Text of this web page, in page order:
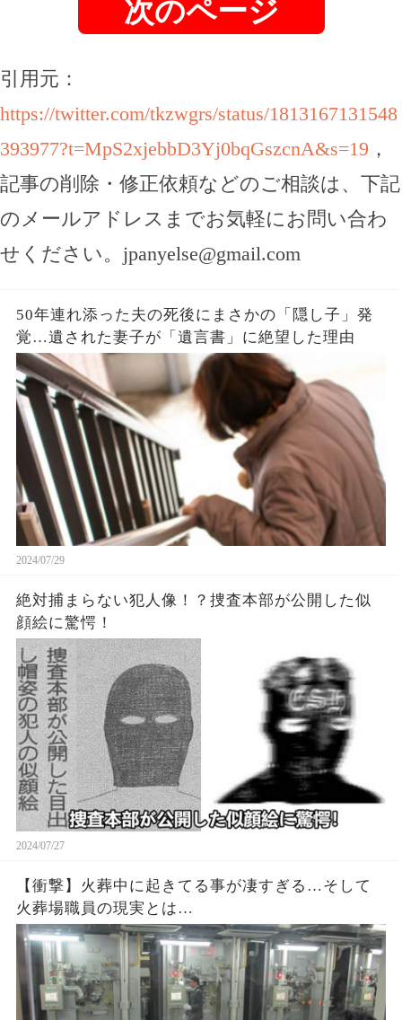
次のページ
引用元：
https://twitter.com/tkzwgrs/status/1813167131548
393977?t=MpS2xjebbD3Yj0bqGszcnA&s=19 ，
記事の削除・修正依頼などのご相談は、下記
のメールアドレスまでお気軽にお問い合わ
せください。 jpanyelse@gmail.com
50年連れ添った夫の死後にまさかの「隠し子」発
覚…遺された妻子が「遺言書」に絶望した理由
2024/07/29
絶対捕まらない犯人像！？捜査本部が公開した似
顔絵に驚愕！
2024/07/27
【衝撃】火葬中に起きてる事が凄すぎる…そして
火葬場職員の現実とは…